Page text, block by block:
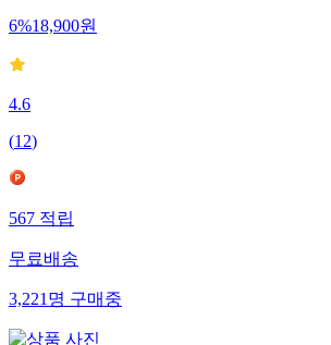
6%18,900원
4.6
(12)
567적립
무료배송
3,221명구매중